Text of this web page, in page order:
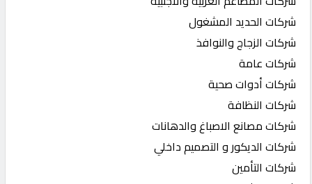
شركات الحديد المشغول
شركات الزجاج والنوافذ
شركات عامة
شركات أدوات صحية
شركات النظافة
شركات مصانع الاصباغ والدهانات
شركات الديكور و التصميم داخلي
شركات التأمين